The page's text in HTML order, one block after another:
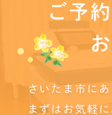
ご予
さいたま市に
まずはお気軽